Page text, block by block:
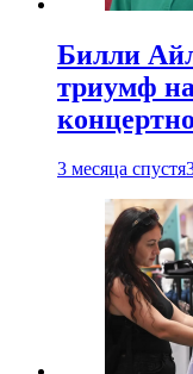
Билли
триумф
3 месяца спустя